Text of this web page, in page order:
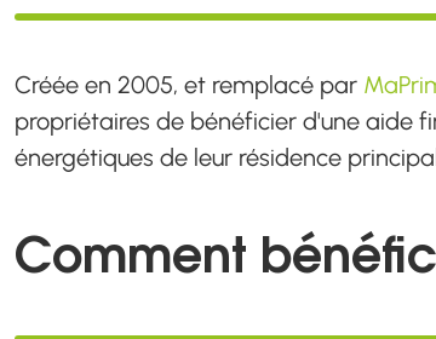
Créée en 2005, et remplacé par
propriétaires de bénéficier d'une aide
énergétiques de leur résidence
Comment